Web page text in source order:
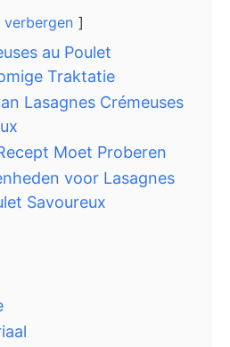
verbergen
au Poulet
Traktatie
Lasagnes Crémeuses
Moet Proberen
voor Lasagnes
Savoureux